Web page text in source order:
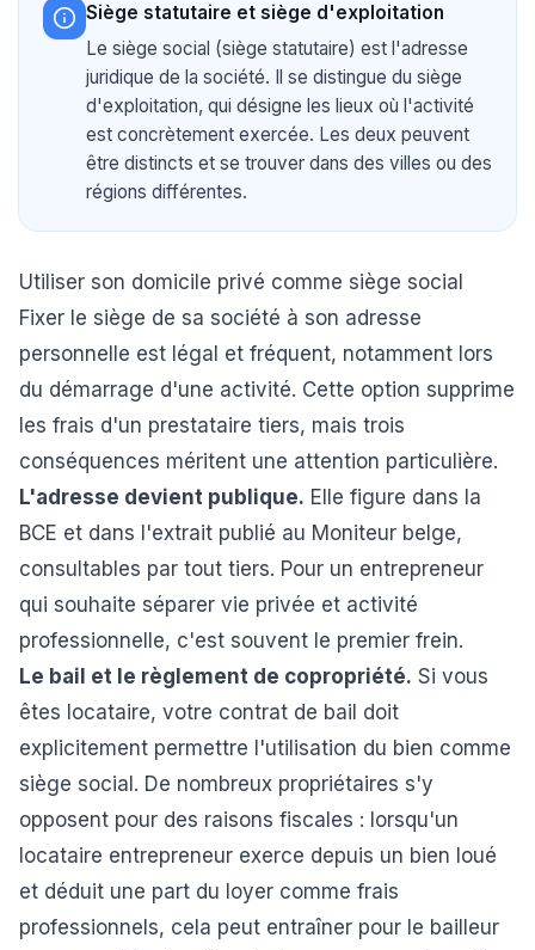
Siège statutaire et siège d'exploitation
Le siège social (siège statutaire) est l'adresse
juridique de la société. Il se distingue du siège
d'exploitation, qui désigne les lieux où l'activité
est concrètement exercée. Les deux peuvent
être distincts et se trouver dans des villes ou des
régions différentes.
Utiliser son domicile privé comme siège social
Fixer le siège de sa société à son adresse
personnelle est légal et fréquent, notamment lors
du démarrage d'une activité. Cette option supprime
les frais d'un prestataire tiers, mais trois
conséquences méritent une attention particulière.
L'adresse devient publique. Elle figure dans la
BCE et dans l'extrait publié au Moniteur belge,
consultables par tout tiers. Pour un entrepreneur
qui souhaite séparer vie privée et activité
professionnelle, c'est souvent le premier frein.
Le bail et le règlement de copropriété. Si vous
êtes locataire, votre contrat de bail doit
explicitement permettre l'utilisation du bien comme
siège social. De nombreux propriétaires s'y
opposent pour des raisons fiscales : lorsqu'un
locataire entrepreneur exerce depuis un bien loué
et déduit une part du loyer comme frais
professionnels, cela peut entraîner pour le bailleur